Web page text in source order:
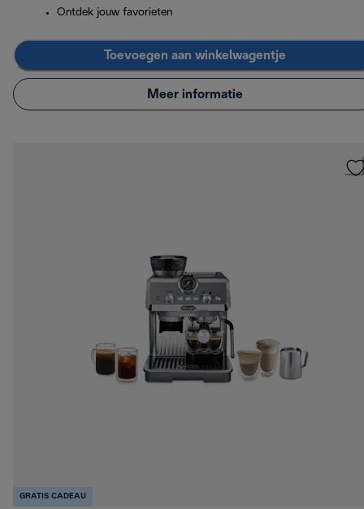
Ontdek jouw favorieten
Toevoegen aan winkelwagentje
Meer informatie
GRATIS CADEAU